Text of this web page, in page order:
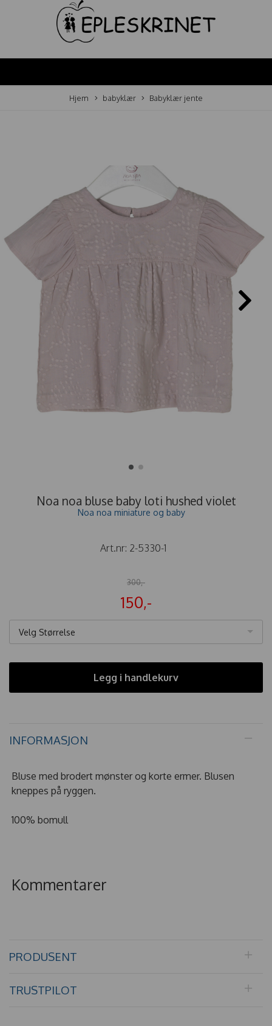
Hjem babyklær Babyklær jente
Noa noa bluse baby loti hushed violet
Noa noa miniature og baby
Art.nr: 2-5330-1
300,-
150,-
Velg Størrelse
Legg i handlekurv
INFORMASJON
Bluse med brodert mønster og korte ermer. Blusen
kneppes på ryggen.
100% bomull
Kommentarer
PRODUSENT
TRUSTPILOT